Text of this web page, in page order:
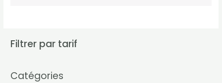
Filtrer par tarif
Catégories